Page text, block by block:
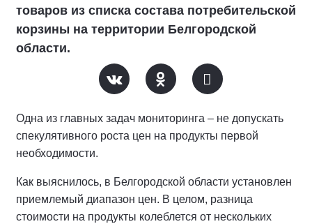
товаров из списка состава потребительской
корзины на территории Белгородской
области.
Одна из главных задач мониторинга – не допускать
спекулятивного роста цен на продукты первой
необходимости.
Как выяснилось, в Белгородской области установлен
приемлемый диапазон цен. В целом, разница
стоимости на продукты колеблется от нескольких